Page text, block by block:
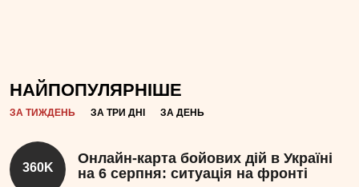
НАЙПОПУЛЯРНІШЕ
ЗА ТИЖДЕНЬ ЗА ТРИ ДНІ ЗА ДЕНЬ
360K
Онлайн-карта бойових дій в Україні
на 6 серпня: ситуація на фронті